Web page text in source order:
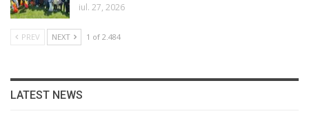
iul. 27, 2026
PREV NEXT 1 of 2.484
LATEST NEWS